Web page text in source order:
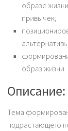
образе
привычек;
образ жизни.
Описание:
Тема
подрастающего